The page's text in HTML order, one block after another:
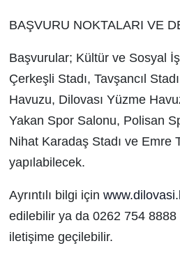
BAŞVURU NOKTALARI VE
Başvurular; Kültür ve Sosyal
Çerkeşli Stadı, Tavşancıl
Havuzu, Dilovası Yüzme
Yakan Spor Salonu, Polisan
Nihat Karadaş Stadı ve Emre
yapılabilecek.
Ayrıntılı bilgi için
edilebilir ya da 0262 754 8888
iletişime geçilebilir.